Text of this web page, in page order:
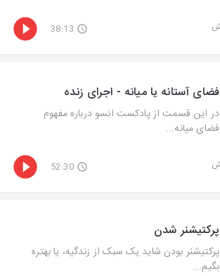
38:13
فضای آستانه یا میانه - اجرای زنده
در این قسمت از پادکست انسو درباره مفهوم
فضای میانه...
52:30
پرکتیشنر شدن
پرکتیشنر بودن شاید یک سبک از زندگیه، یا بهتره
بگیم...